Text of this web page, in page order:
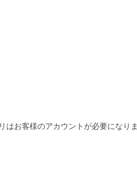
お客様のアカウントが必要になりま